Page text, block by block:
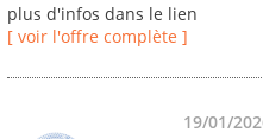
plus d'infos dans le lien
[ voir l'offre complète ]
19/01/